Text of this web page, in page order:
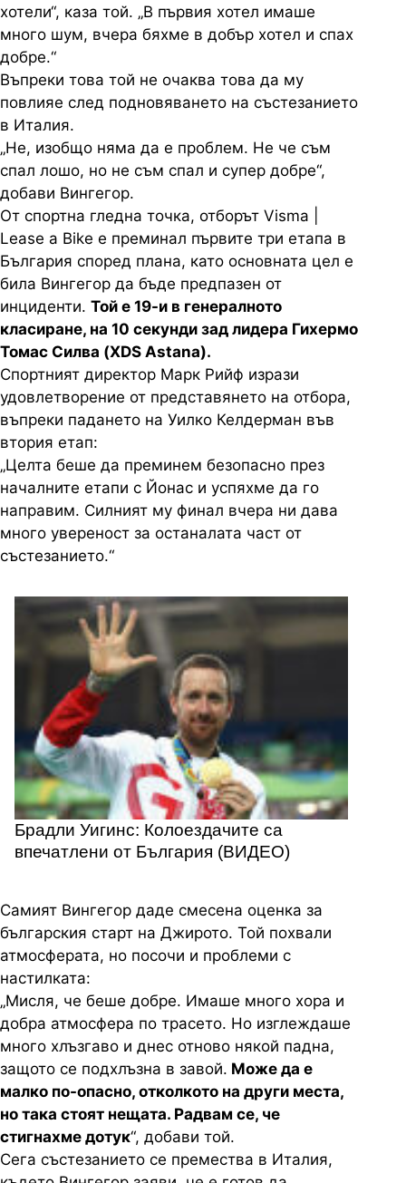
хотели“, каза той. „В първия хотел имаше
много шум, вчера бяхме в добър хотел и спах
добре.“
Въпреки това той не очаква това да му
повлияе след подновяването на състезанието
в Италия.
„Не, изобщо няма да е проблем. Не че съм
спал лошо, но не съм спал и супер добре“,
добави Вингегор.
От спортна гледна точка, отборът Visma |
Lease a Bike е преминал първите три етапа в
България според плана, като основната цел е
била Вингегор да бъде предпазен от
инциденти. Той е 19-и в генералното
класиране, на 10 секунди зад лидера Гихермо
Томас Силва (XDS Astana).
Спортният директор Марк Рийф изрази
удовлетворение от представянето на отбора,
въпреки падането на Уилко Келдерман във
втория етап:
„Целта беше да преминем безопасно през
началните етапи с Йонас и успяхме да го
направим. Силният му финал вчера ни дава
много увереност за останалата част от
състезанието.“
Брадли Уигинс: Колоездачите са
впечатлени от България (ВИДЕО)
Самият Вингегор даде смесена оценка за
българския старт на Джирото. Той похвали
атмосферата, но посочи и проблеми с
настилката:
„Мисля, че беше добре. Имаше много хора и
добра атмосфера по трасето. Но изглеждаше
много хлъзгаво и днес отново някой падна,
защото се подхлъзна в завой. Може да е
малко по-опасно, отколкото на други места,
но така стоят нещата. Радвам се, че
стигнахме дотук“, добави той.
Сега състезанието се премества в Италия,